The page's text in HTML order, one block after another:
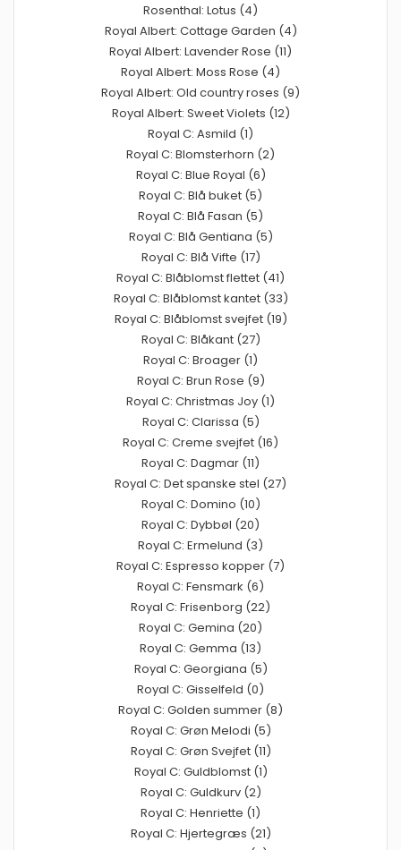
Rosenthal: Lotus (4)
Royal Albert: Cottage Garden (4)
Royal Albert: Lavender Rose (11)
Royal Albert: Moss Rose (4)
Royal Albert: Old country roses (9)
Royal Albert: Sweet Violets (12)
Royal C: Asmild (1)
Royal C: Blomsterhorn (2)
Royal C: Blue Royal (6)
Royal C: Blå buket (5)
Royal C: Blå Fasan (5)
Royal C: Blå Gentiana (5)
Royal C: Blå Vifte (17)
Royal C: Blåblomst flettet (41)
Royal C: Blåblomst kantet (33)
Royal C: Blåblomst svejfet (19)
Royal C: Blåkant (27)
Royal C: Broager (1)
Royal C: Brun Rose (9)
Royal C: Christmas Joy (1)
Royal C: Clarissa (5)
Royal C: Creme svejfet (16)
Royal C: Dagmar (11)
Royal C: Det spanske stel (27)
Royal C: Domino (10)
Royal C: Dybbøl (20)
Royal C: Ermelund (3)
Royal C: Espresso kopper (7)
Royal C: Fensmark (6)
Royal C: Frisenborg (22)
Royal C: Gemina (20)
Royal C: Gemma (13)
Royal C: Georgiana (5)
Royal C: Gisselfeld (0)
Royal C: Golden summer (8)
Royal C: Grøn Melodi (5)
Royal C: Grøn Svejfet (11)
Royal C: Guldblomst (1)
Royal C: Guldkurv (2)
Royal C: Henriette (1)
Royal C: Hjertegræs (21)